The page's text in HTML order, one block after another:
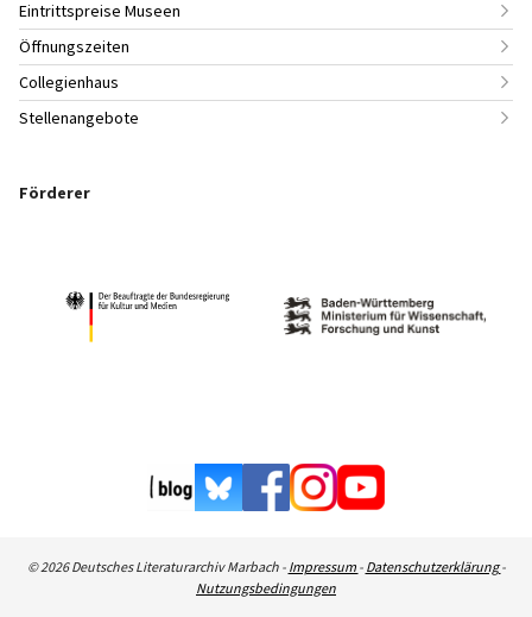
Eintrittspreise Museen
Öffnungszeiten
Collegienhaus
Stellenangebote
Förderer
© 2026 Deutsches Literaturarchiv Marbach - Impressum - Datenschutzerklärung-
Nutzungsbedingungen